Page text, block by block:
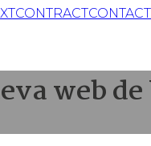
CONTRACT
web